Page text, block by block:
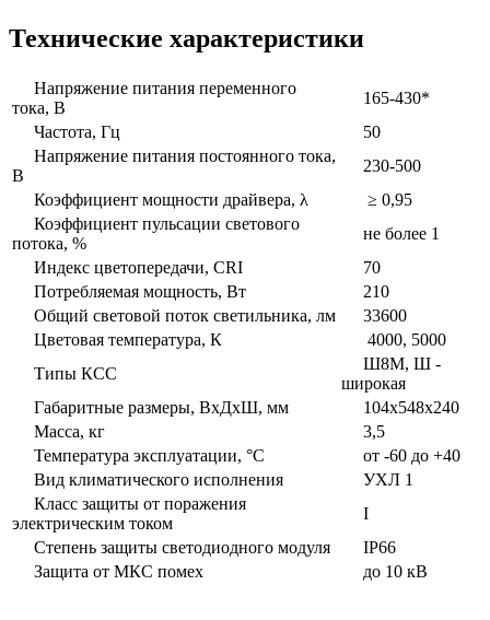
Технические характеристики
Напряжение питания переменного
тока, В
165-430*
Частота, Гц
50
Напряжение питания постоянного тока,
В
230-500
Коэффициент мощности драйвера, λ
≥ 0,95
Коэффициент пульсации светового
потока, %
не более 1
Индекс цветопередачи, CRI
70
Потребляемая мощность, Вт
210
Общий световой поток светильника, лм
33600
Цветовая температура, К
4000, 5000
Типы КСС
Ш8М, Ш -
широкая
Габаритные размеры, ВxДxШ, мм
104x548x240
Масса, кг
3,5
Температура эксплуатации, °С
от -60 до +40
Вид климатического исполнения
УХЛ 1
Класс защиты от поражения
электрическим током
I
Степень защиты светодиодного модуля
IP66
Защита от МКС помех
до 10 кВ